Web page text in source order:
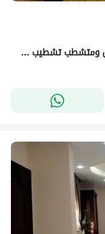
مدفن للبيع في مدافن أكتوبر مساحه 40 متر مرخص ومتشطب تشطيب سوبر لوكس